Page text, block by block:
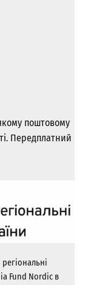
поштовому
Передплатний
Fund Nordic в